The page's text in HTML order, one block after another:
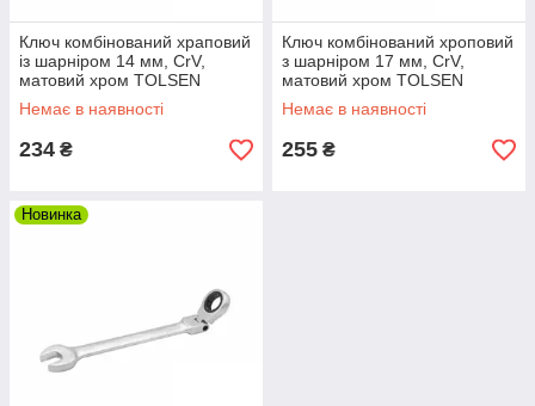
Ключ комбінований храповий
із шарніром 14 мм, CrV,
матовий хром TOLSEN
Немає в наявності
234 ₴
Ключ комбінований хроповий
з шарніром 17 мм, CrV,
матовий хром TOLSEN
Немає в наявності
255 ₴
Новинка